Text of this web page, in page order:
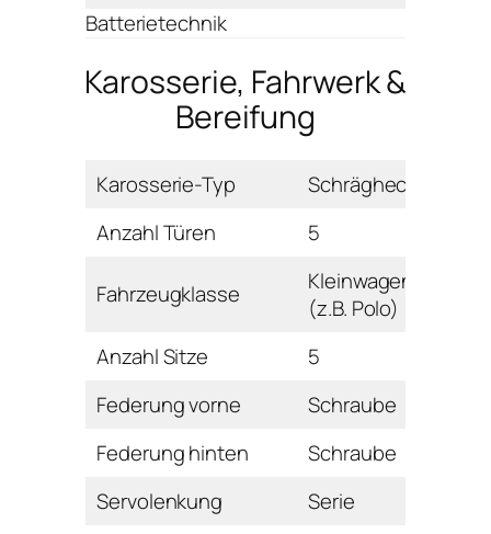
Batterietechnik
Karosserie, Fahrwerk &
Bereifung
Karosserie-Typ
Schrägheck
Anzahl Türen
5
Fahrzeugklasse
Kleinwagen
(z.B. Polo)
Anzahl Sitze
5
Federung vorne
Schraube
Federung hinten
Schraube
Servolenkung
Serie